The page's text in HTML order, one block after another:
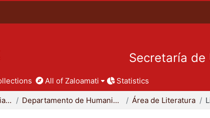
Secretaría de
All of Zaloamati Statistics
División de Ciencias Sociales y Humanidades Departamento de Humanidades Área de Literatura